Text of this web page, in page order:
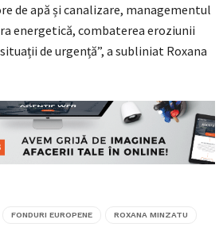
de apă și canalizare, managementul
energetică, combaterea eroziunii
de urgență”, a subliniat Roxana
FONDURI EUROPENE ROXANA MINZATU